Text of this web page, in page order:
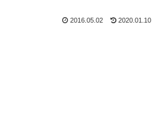
2016.05.02 2020.01.10